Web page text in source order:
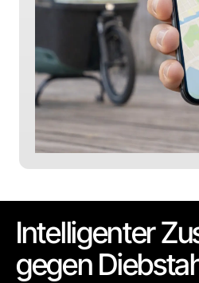
Intelligenter
gegen